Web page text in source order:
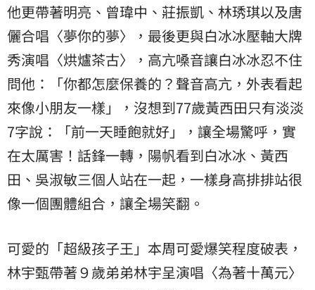
他更帶著明亮、曾瑋中、莊振凱、林琇琪以及唐
儷合唱〈夢你的夢〉，最後更與白冰冰壓軸大牌
秀演唱〈烘爐茶古〉，高亢嗓音讓白冰冰忍不住
問他：「你都怎麼保養的？聲音高亢，外表看起
來像小朋友一樣」，沒想到77歲黃西田只有淡淡
7字說：「前一天睡飽就好」，讓全場驚呼，實
在太厲害！話鋒一轉，陽帆看到白冰冰、黃西
田、吳淑敏三個人站在一起，一樣身高排排站很
像一個團體組合，讓全場笑翻。
可愛的「超級孩子王」本周可愛爆笑程度破表，
林宇甄帶著９歲弟弟林宇呈演唱〈為著十萬元〉